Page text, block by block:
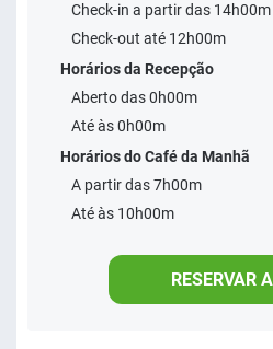
CONQUISTAR NOSSOS
DESEJO...
Check-in a partir das 14h00m
Check-out até 12h00m
Horários da Recepção
Aberto das 0h00m
Até às 0h00m
Horários do Café da Manhã
A partir das 7h00m
Até às 10h00m
RESERVAR